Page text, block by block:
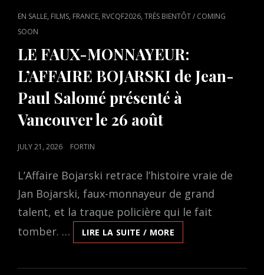
CAT
LINKS
EN SALLE, FILMS, FRANCE, RVCQF2026,TRÈS BIENTÔT / COMING
SOON
LE FAUX-MONNAYEUR:
L’AFFAIRE BOJARSKI de Jean-
Paul Salomé présenté à
Vancouver le 26 août
POSTED
JULY 21, 2026 FORTIN
L’Affaire Bojarski retrace l’histoire vraie de
Jan Bojarski, faux-monnayeur de grand
talent, et la traque policière qui le fait
tomber. …
LIRE LA SUITE / MORE
FAUX-
L’AFFAIRE